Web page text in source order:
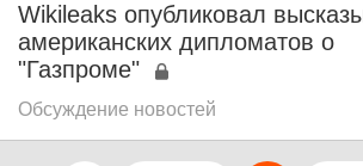
Wikileaks опубликовал
американских дипломатов о
"Газпроме"
Обсуждение новостей